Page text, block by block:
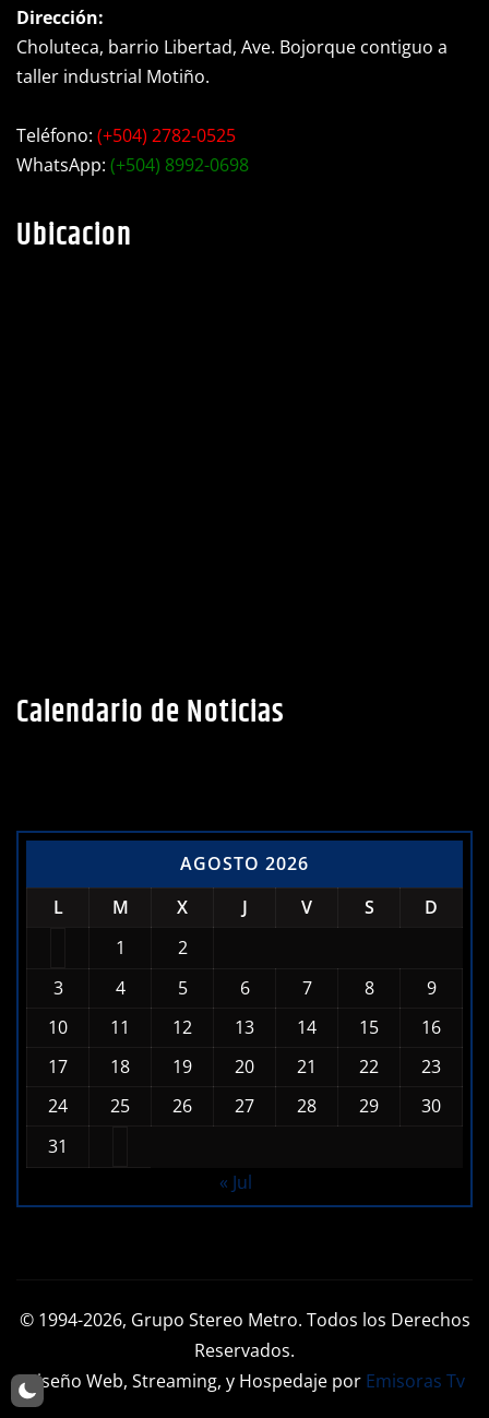
Choluteca, barrio Libertad, Ave. Bojorque contiguo a
taller industrial Motiño.
WhatsApp:(+504) 8992-0698
AGOSTO 2026
L
M X J V S
D
1
2
3
4 5 6 7 8
9
10
11 12 13 14 15
16
17
27
© 1994-2026, Grupo Stereo Metro. Todos los Derechos